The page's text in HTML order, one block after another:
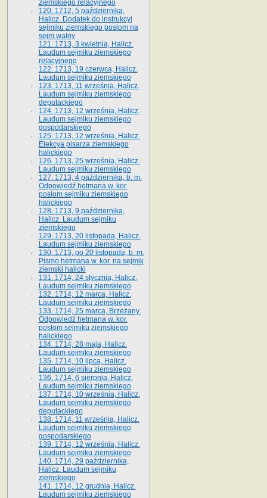
ziemskiego relacyjnego
120. 1712, 5 października,
Halicz. Dodatek do instrukcyi
sejmiku ziemskiego posłom na
sejm walny
121. 1713, 3 kwietnia, Halicz.
Laudum sejmiku ziemskiego
relacyjnego
122. 1713, 19 czerwca, Halicz.
Laudum sejmiku ziemskiego
123. 1713, 11 września, Halicz.
Laudum sejmiku ziemskiego
deputackiego
124. 1713, 12 września, Halicz.
Laudum sejmiku ziemskiego
gospodarskiego
125. 1713, 12 września, Halicz.
Elekcya pisarza ziemskiego
halickiego
126. 1713, 25 września, Halicz.
Laudum sejmiku ziemskiego
127. 1713, 4 października, b. m.
Odpowiedź hetmana w. kor.
posłom sejmiku ziemskiego
halickiego
128. 1713, 9 października,
Halicz. Laudum sejmiku
ziemskiego
129. 1713, 20 listopada, Halicz.
Laudum sejmiku ziemskiego
130. 1713, po 20 listopada, b. m.
Pismo hetmana w. kor. na sejmik
ziemski halicki
131. 1714, 24 stycznia, Halicz.
Laudum sejmiku ziemskiego
132. 1714, 12 marca, Halicz.
Laudum sejmiku ziemskiego
133. 1714, 25 marca, Brzeżany.
Odpowiedź hetmana w. kor.
posłom sejmiku ziemskiego
halickiego
134. 1714, 28 maja, Halicz.
Laudum sejmiku ziemskiego
135. 1714, 10 lipca, Halicz.
Laudum sejmiku ziemskiego
136. 1714, 6 sierpnia, Halicz.
Laudum sejmiku ziemskiego
137. 1714, 10 września, Halicz.
Laudum sejmiku ziemskiego
deputackiego
138. 1714, 11 września, Halicz.
Laudum sejmiku ziemskiego
gospodarskiego
139. 1714, 12 września, Halicz.
Laudum sejmiku ziemskiego
140. 1714, 29 października,
Halicz. Laudum sejmiku
ziemskiego
141. 1714, 12 grudnia, Halicz.
Laudum sejmiku ziemskiego